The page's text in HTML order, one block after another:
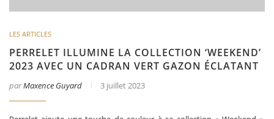
LES ARTICLES
PERRELET ILLUMINE LA COLLECTION ‘WEEKEND’
2023 AVEC UN CADRAN VERT GAZON ÉCLATANT
parMaxence Guyard 3 juillet 2023